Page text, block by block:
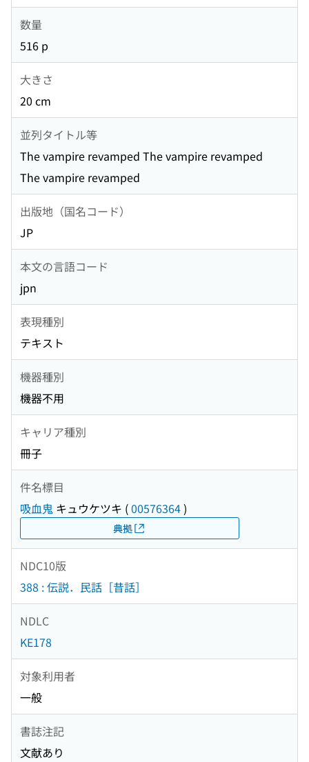
数量
516 p
大きさ
20 cm
並列タイトル等
The vampire revamped The vampire revamped
The vampire revamped
出版地（国名コード）
JP
本文の言語コード
jpn
表現種別
テキスト
機器種別
機器不用
キャリア種別
冊子
件名標目
吸血鬼 キュウケツキ (00576364)
典拠
NDC10版
388 : 伝説．民話［昔話］
NDLC
KE178
対象利用者
一般
書誌注記
文献あり